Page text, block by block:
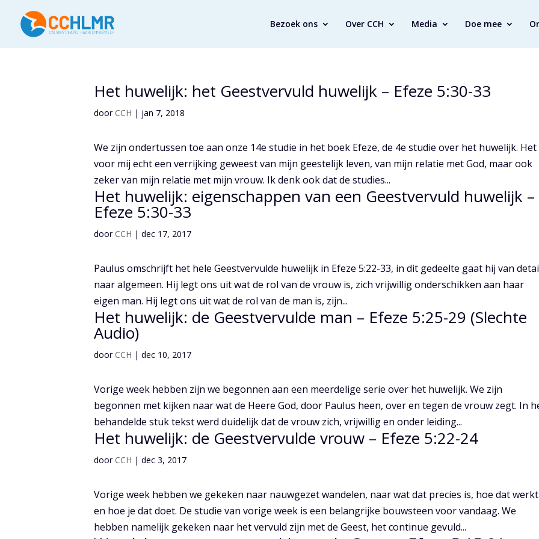
Bezoek ons Over CCH Media Doe mee
Het huwelijk: het Geestvervuld huwelijk – Efeze 5:30-33
door CCH | jan 7, 2018
We zijn ondertussen toe aan onze 14e studie in het boek Efeze, de 4e studie over het huwelijk. Het
voor mij echt een verrijking geweest van mijn geestelijk leven, van mijn relatie met God, maar ook
zeker van mijn relatie met mijn vrouw. Ik denk ook dat de studies...
Het huwelijk: eigenschappen van een Geestvervuld huwelijk –
Efeze 5:30-33
door CCH | dec 17, 2017
Paulus omschrijft het hele Geestvervulde huwelijk in Efeze 5:22-33, in dit gedeelte gaat hij van
naar algemeen. Hij legt ons uit wat de rol van de vrouw is, zich vrijwillig onderschikken aan haar
eigen man. Hij legt ons uit wat de rol van de man is, zijn...
Het huwelijk: de Geestvervulde man – Efeze 5:25-29 (Slechte
Audio)
door CCH | dec 10, 2017
Vorige week hebben zijn we begonnen aan een meerdelige serie over het huwelijk. We zijn
begonnen met kijken naar wat de Heere God, door Paulus heen, over en tegen de vrouw zegt. In
behandelde stuk tekst werd duidelijk dat de vrouw zich, vrijwillig en onder leiding...
Het huwelijk: de Geestvervulde vrouw – Efeze 5:22-24
door CCH | dec 3, 2017
Vorige week hebben we gekeken naar nauwgezet wandelen, naar wat dat precies is, hoe dat werkt
en hoe je dat doet. De studie van vorige week is een belangrijke bouwsteen voor vandaag. We
hebben namelijk gekeken naar het vervuld zijn met de Geest, het continue gevuld...